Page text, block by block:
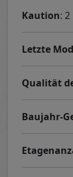
Kaution:
Letzte
Qualität
Baujahr-